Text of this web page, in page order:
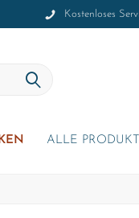
Kostenloses
ALLE